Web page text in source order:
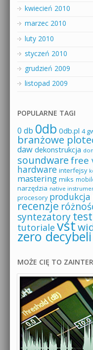
kwiecień 2010
marzec 2010
luty 2010
styczeń 2010
grudzień 2009
listopad 2009
POPULARNE TAGI
0 db 0db 0db.pl 4
branżowe
daw dekonstrukcja
soundware free
hardware interfejsy
mastering miks
narzędzia native
procesory produkcja
recenzje
syntezatorytest
tutoriale vst
zero decybeli
MOŻE CIĘ TO